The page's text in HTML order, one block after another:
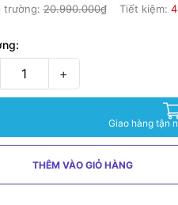
trường:20.990.000₫ Tiết kiệm:
+
Giao hàng tận
THÊM VÀO GIỎ HÀNG